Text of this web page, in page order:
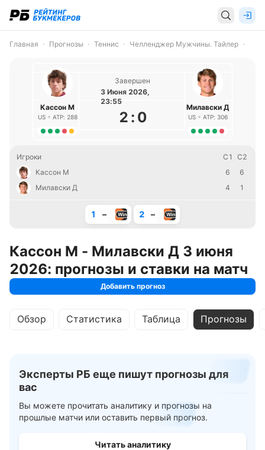
Главная Прогнозы Теннис Челленджер Мужчины. Тайлер
Кассон М
US ATP: 288
Завершен
3 Июня 2026,
23:55
2 : 0
Милавски Д
US ATP: 306
Игроки С1
С2
Кассон М
6
6
Милавски Д
4 1
1 – 2 –
Кассон М - Милавски Д 3 июня
2026: прогнозы и ставки на матч
Добавить прогноз
Обзор Статистика Таблица Прогнозы
Эксперты РБ еще пишут прогнозы для
вас
Вы можете прочитать аналитику и прогнозы на
прошлые матчи или оставить первый прогноз.
Читать аналитику